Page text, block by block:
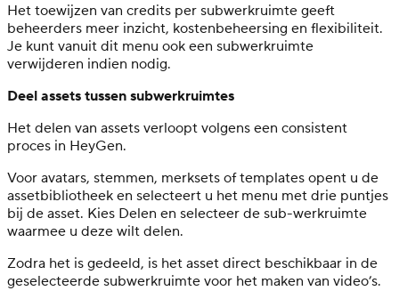
Het toewijzen van credits per subwerkruimte geeft
beheerders meer inzicht, kostenbeheersing en flexibiliteit.
Je kunt vanuit dit menu ook een subwerkruimte
verwijderen indien nodig.
Deel assets tussen subwerkruimtes
Het delen van assets verloopt volgens een consistent
proces in HeyGen.
Voor avatars, stemmen, merksets of templates opent u de
assetbibliotheek en selecteert u het menu met drie puntjes
bij de asset. Kies Delen en selecteer de sub-werkruimte
waarmee u deze wilt delen.
Zodra het is gedeeld, is het asset direct beschikbaar in de
geselecteerde subwerkruimte voor het maken van video’s.